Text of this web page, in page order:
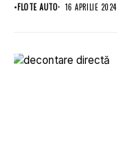
•FLOTE AUTO 16 APRILIE 2024